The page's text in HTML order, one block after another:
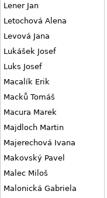
Lener Jan
Letochová Alena
Levová Jana
Lukášek Josef
Luks Josef
Macalík Erik
Macků Tomáš
Macura Marek
Majdloch Martin
Majerechová Ivana
Makovský Pavel
Malec Miloš
Malonická Gabriela